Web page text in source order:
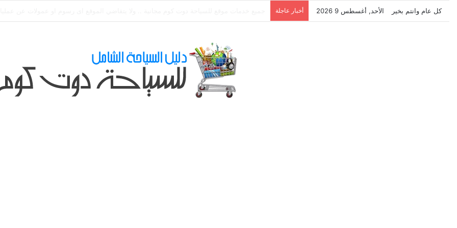
كل عام وانتم بخير الأحد, أغسطس 9 2026 أخبار عاجلة